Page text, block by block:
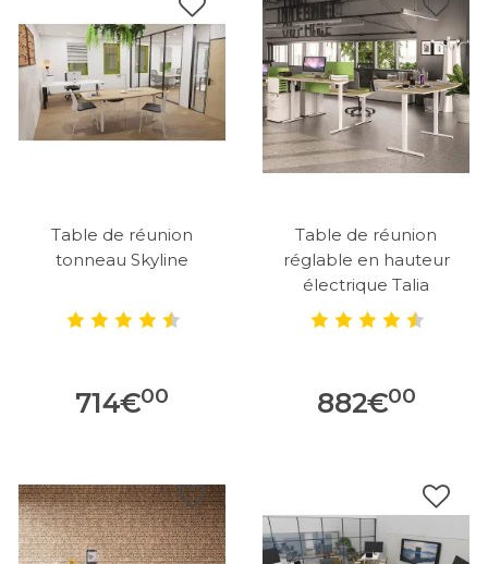
Table de réunion
tonneau Skyline
714€00
Table de réunion
réglable en hauteur
électrique Talia
882€00